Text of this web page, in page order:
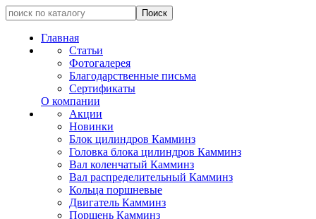
Главная
Статьи
Фотогалерея
Благодарственные письма
Сертификаты
О компании
Акции
Новинки
Блок цилиндров Камминз
Головка блока цилиндров Камминз
Вал коленчатый Камминз
Вал распределительный Камминз
Кольца поршневые
Двигатель Камминз
Поршень Камминз